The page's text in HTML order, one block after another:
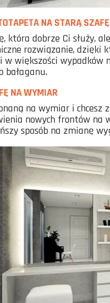
NA STARĄ SZAFĘ
która dobrze Ci służy,
rozwiązanie, dzięki
w większości
bałaganu.
NA WYMIAR
na wymiar i
nowych frontów na
sposób na zmianę